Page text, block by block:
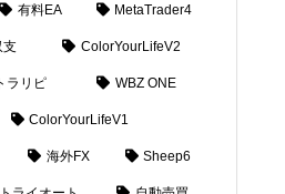
有料EA MetaTrader4
支 ColorYourLifeV2
ラリピ WBZ ONE
ColorYourLifeV1
海外FX Sheep6